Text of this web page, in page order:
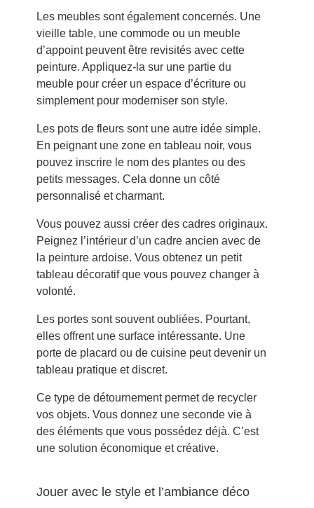
Les meubles sont également concernés. Une
vieille table, une commode ou un meuble
d’appoint peuvent être revisités avec cette
peinture. Appliquez-la sur une partie du
meuble pour créer un espace d’écriture ou
simplement pour moderniser son style.
Les pots de fleurs sont une autre idée simple.
En peignant une zone en tableau noir, vous
pouvez inscrire le nom des plantes ou des
petits messages. Cela donne un côté
personnalisé et charmant.
Vous pouvez aussi créer des cadres originaux.
Peignez l’intérieur d’un cadre ancien avec de
la peinture ardoise. Vous obtenez un petit
tableau décoratif que vous pouvez changer à
volonté.
Les portes sont souvent oubliées. Pourtant,
elles offrent une surface intéressante. Une
porte de placard ou de cuisine peut devenir un
tableau pratique et discret.
Ce type de détournement permet de recycler
vos objets. Vous donnez une seconde vie à
des éléments que vous possédez déjà. C’est
une solution économique et créative.
Jouer avec le style et l’ambiance déco